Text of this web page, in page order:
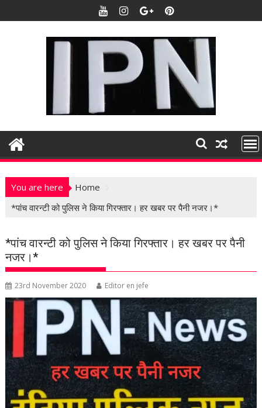
k
t
n
You are here
Home
*पांच वारन्टी को पुलिस ने किया गिरफ्तार। हर खबर पर पैनी नजर।*
*पांच वारन्टी को पुलिस ने किया गिरफ्तार। हर खबर पर पैनी
नजर।*
23rd November 2020 Editor en jefe